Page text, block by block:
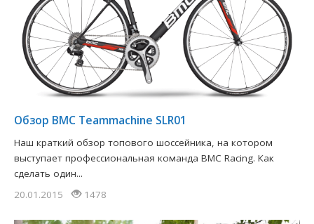
Обзор BMC Teammachine SLR01
Наш краткий обзор топового шоссейника, на котором
выступает профессиональная команда BMC Racing. Как
сделать один...
20.01.2015
1478